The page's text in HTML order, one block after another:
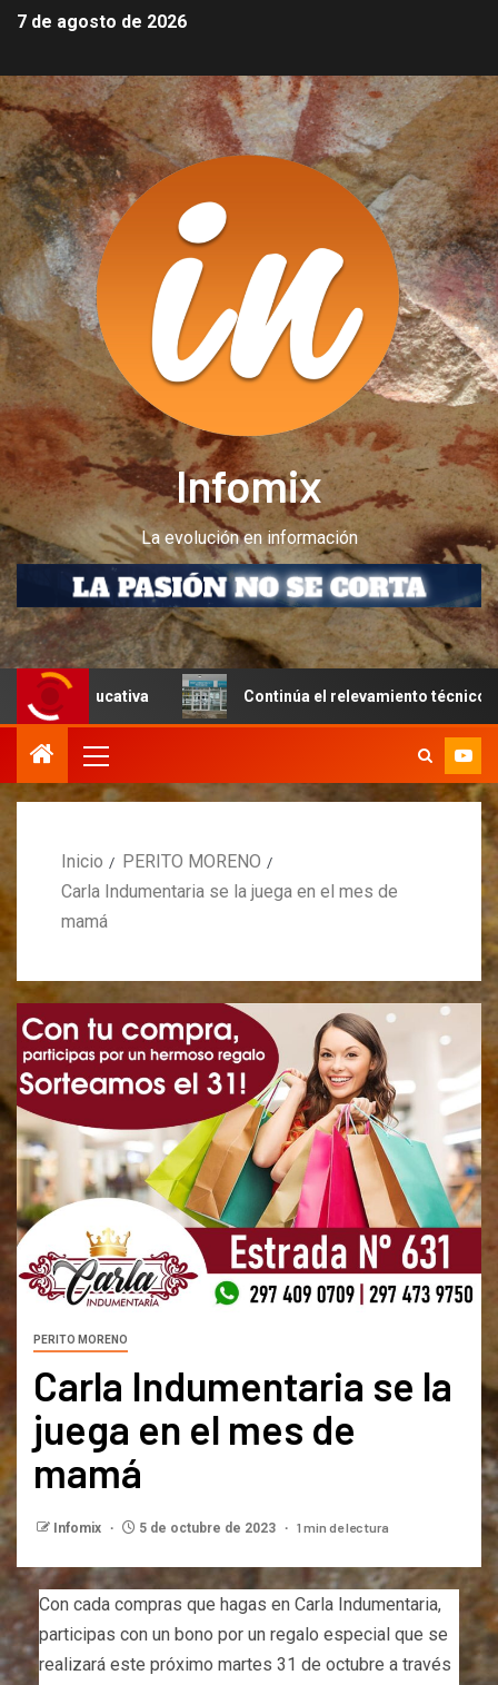
7 de agosto de 2026
Infomix
La evolución en información
Continúa el relevamiento técnico en Perito
Inicio
PERITO MORENO
Carla Indumentaria se la juega en el mes de
mamá
PERITO MORENO
Carla Indumentaria se la
juega en el mes de
mamá
Infomix 5 de octubre de 2023 1 min de lectura
Con cada compras que hagas en Carla Indumentaria,
participas con un bono por un regalo especial que se
realizará este próximo martes 31 de octubre a través